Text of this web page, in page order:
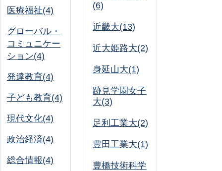
医療福祉(4)
グローバル・
コミュニケー
ション(4)
発達教育(4)
子ども教育(4)
現代文化(4)
政治経済(4)
総合情報(4)
(6)
近畿大(13)
近大姫路大(2)
身延山大(1)
跡見学園女子
大(3)
足利工業大(2)
豊田工業大(1)
豊橋技術科学